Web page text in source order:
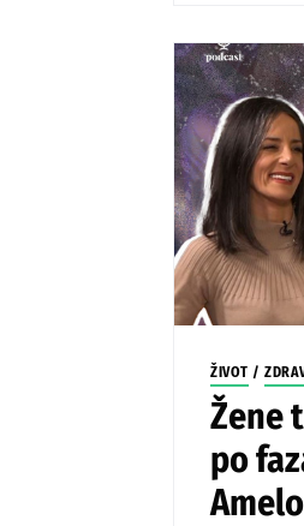
ŽIVOT /
Žene
po